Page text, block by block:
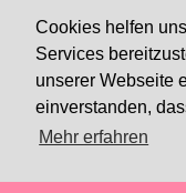
Cookies helfen
Services
unserer Webseite
einverstanden,
Mehr erfahren